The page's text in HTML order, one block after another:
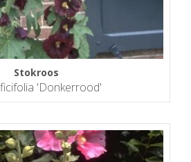
Stokroos
'Donkerrood'